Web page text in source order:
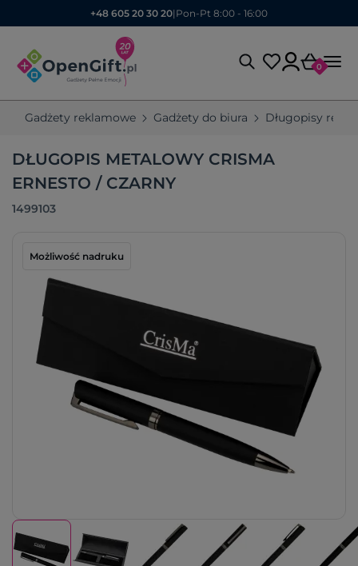
+48 605 20 30 20| Pon-Pt 8:00 - 16:00
0
Gadżety reklamowe Gadżety do biura Długopisy
DŁUGOPIS METALOWY CRISMA
ERNESTO / CZARNY
1499103
Możliwość nadruku